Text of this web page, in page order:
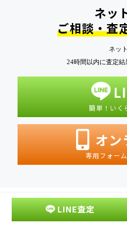
ネッ
ご相談・査
ネッ
24時間以内に査定結
簡単！いく
オン
専用フォー
LINE査定